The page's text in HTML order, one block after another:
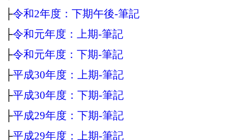
├令和2年度：下期午後‐筆記
├令和元年度：上期‐筆記
├令和元年度：下期‐筆記
├平成30年度：上期‐筆記
├平成30年度：下期‐筆記
├平成29年度：下期‐筆記
├平成29年度：上期‐筆記